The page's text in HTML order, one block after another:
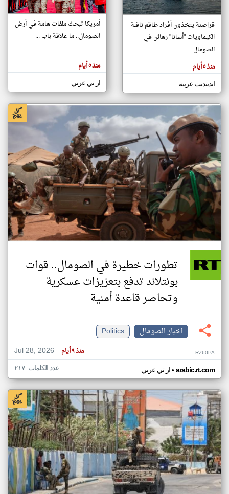
تغيير الدولة
اخبار الصومال على مدار الساعة
أهم اخبار الصومال العاجلة والمباشرة
المقالات
هنا عن
وجهة
كاتبيها.
قراصنة يتخذون أفراد طاقم ناقلة
الكيماويات "أسانا" رهائن في
الصومال
منذ ٥ أيام
اندبندنت عربية
أمريكا تبحث ملفات هامة في أرض
الصومال.. ما علاقة باب ...
منذ ٥ أيام
ار تي عربي
تطورات خطيرة في الصومال.. قوات
بونتلاند تدفع بتعزيزات عسكرية
وتحاصر قاعدة أمنية
اخبار الصومال
Politics
Jul 28, 2026
منذ ٩ أيام RZ60PA
ار تي عربي• arabic.rt.com عدد الكلمات: ٢١٧
klyoum.com